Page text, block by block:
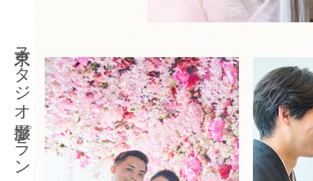
東京スタジオ撮影プラン